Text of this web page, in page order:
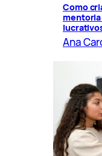
Como
Ana